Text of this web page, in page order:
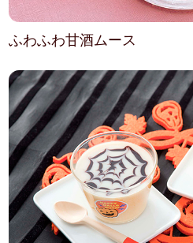
ふわふわ甘酒ムース